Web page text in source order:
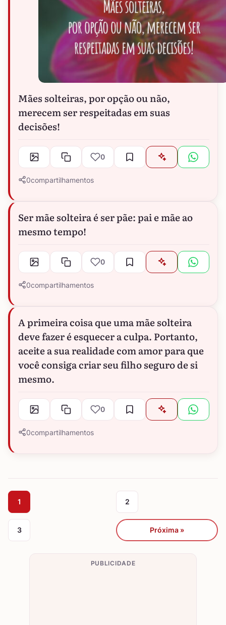
Mães solteiras, por opção ou não,
merecem ser respeitadas em suas
decisões!
0
0compartilhamentos
Ser mãe solteira é ser pãe: pai e mãe ao
mesmo tempo!
0
0compartilhamentos
A primeira coisa que uma mãe solteira
deve fazer é esquecer a culpa. Portanto,
aceite a sua realidade com amor para que
você consiga criar seu filho seguro de si
mesmo.
0
0compartilhamentos
1 2
3 Próxima »
PUBLICIDADE